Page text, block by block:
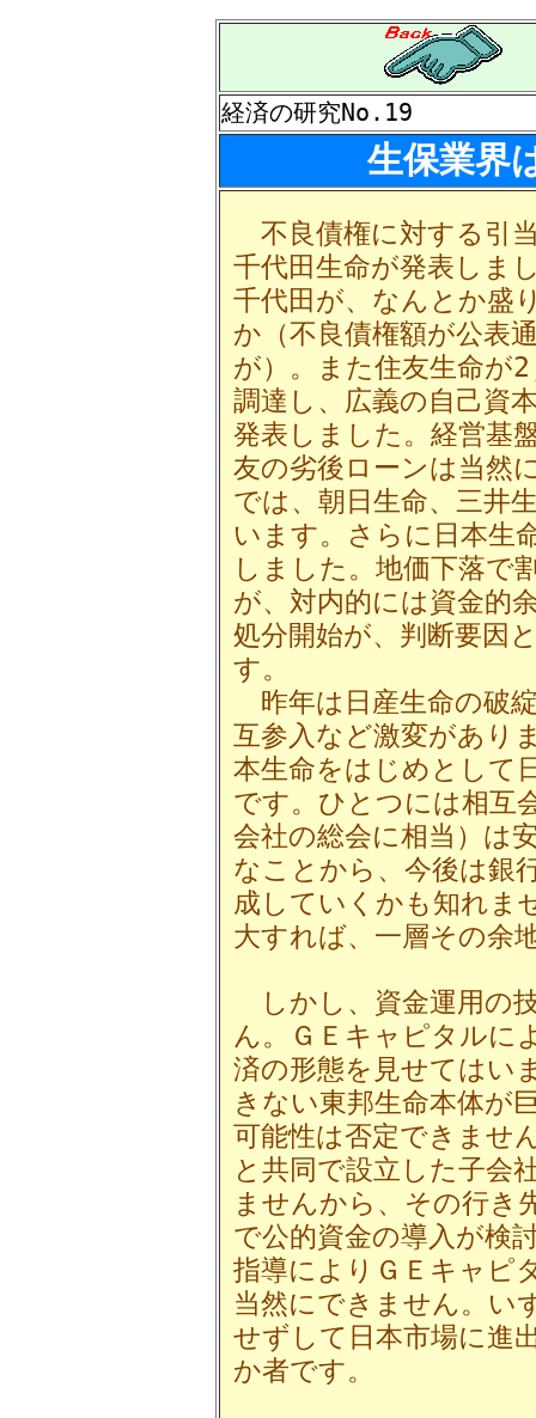
経済の研究No.19
生保業界
不良債権に対する引
千代田生命が発表しま
千代田が、なんとか盛
か（不良債権額が公表
が）。また住友生命が
調達し、広義の自己資
発表しました。経営基
友の劣後ローンは当然
では、朝日生命、三井
います。さらに日本生
しました。地価下落で
が、対内的には資金的
処分開始が、判断要因
す。
昨年は日産生命の破
互参入など激変があり
本生命をはじめとして
です。ひとつには相互
会社の総会に相当）は
なことから、今後は銀
成していくかも知れま
大すれば、一層その余
しかし、資金運用の
ん。ＧＥキャピタルに
済の形態を見せてはい
きない東邦生命本体が
可能性は否定できませ
と共同で設立した子会
ませんから、その行き
で公的資金の導入が検
指導によりＧＥキャピ
当然にできません。い
せずして日本市場に進
か者です。